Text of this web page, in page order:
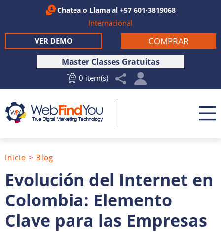
Chatea o Llama al +57 601-3819068
Internacional
Master Classes Gratuitas
0 item(s)
COMPRAR
VER DEMO
Evolución del Internet en
Colombia: Elemento
Clave para las Empresas
Inicio > Blog